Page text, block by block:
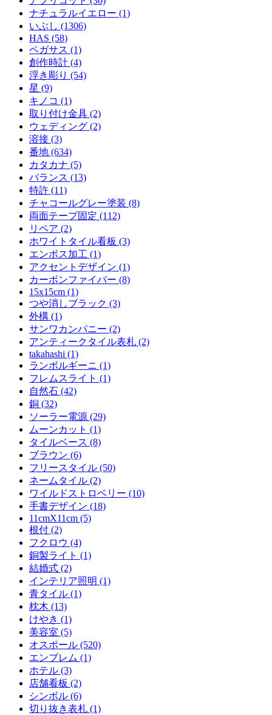
ナチュラルイエロー (1)
いぶし (1306)
HAS (58)
ペガサス (1)
創作時計 (4)
浮き彫り (54)
星 (9)
キノコ (1)
取り付け金具 (2)
ウェディング (2)
溶接 (3)
番地 (634)
カタカナ (5)
バランス (13)
特許 (11)
チャコールグレー塗装 (8)
両面テープ固定 (112)
リペア (2)
ホワイトタイル看板 (3)
エンボス加工 (1)
アクセントデザイン (1)
カーボンファイバー (8)
15x15cm (1)
つや消しブラック (3)
外構 (1)
サンワカンパニー (2)
アンティークタイル表札 (2)
takahashi (1)
ランボルギーニ (1)
フレムスライト (1)
自然石 (42)
銅 (32)
ソーラー電源 (29)
ムーンカット (1)
タイルベース (8)
ブラウン (6)
フリースタイル (50)
ネームタイル (2)
ワイルドストロベリー (10)
手書デザイン (18)
11cmX11cm (5)
根付 (2)
フクロウ (4)
銅製ライト (1)
結婚式 (2)
インテリア照明 (1)
青タイル (1)
枕木 (13)
けやき (1)
美容室 (5)
オスポール (520)
エンブレム (1)
ホテル (3)
店舗看板 (2)
シンボル (6)
切り抜き表札 (1)